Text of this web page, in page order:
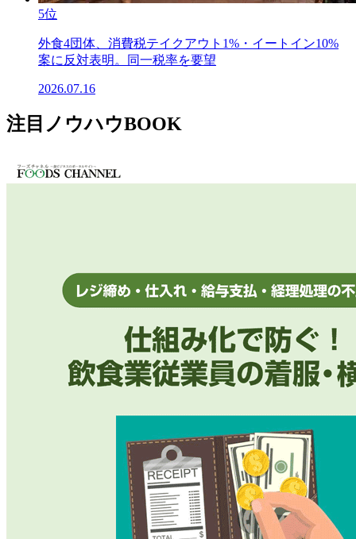
5位
外食4団体、消費税テイクアウト1%・イートイン10%
案に反対表明。同一税率を要望
2026.07.16
注目ノウハウBOOK